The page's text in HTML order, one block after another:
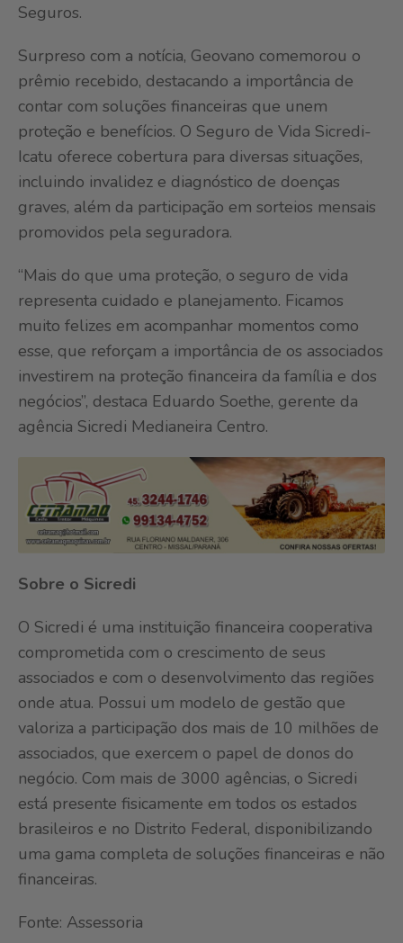
Seguros.
Surpreso com a notícia, Geovano comemorou o
prêmio recebido, destacando a importância de
contar com soluções financeiras que unem
proteção e benefícios. O Seguro de Vida Sicredi-
Icatu oferece cobertura para diversas situações,
incluindo invalidez e diagnóstico de doenças
graves, além da participação em sorteios mensais
promovidos pela seguradora.
“Mais do que uma proteção, o seguro de vida
representa cuidado e planejamento. Ficamos
muito felizes em acompanhar momentos como
esse, que reforçam a importância de os associados
investirem na proteção financeira da família e dos
negócios”, destaca Eduardo Soethe, gerente da
agência Sicredi Medianeira Centro.
Sobre o Sicredi
O Sicredi é uma instituição financeira cooperativa
comprometida com o crescimento de seus
associados e com o desenvolvimento das regiões
onde atua. Possui um modelo de gestão que
valoriza a participação dos mais de 10 milhões de
associados, que exercem o papel de donos do
negócio. Com mais de 3000 agências, o Sicredi
está presente fisicamente em todos os estados
brasileiros e no Distrito Federal, disponibilizando
uma gama completa de soluções financeiras e não
financeiras.
Fonte: Assessoria